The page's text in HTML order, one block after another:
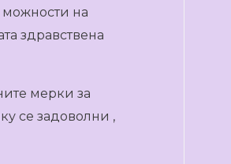
можности на
здравствена
мерки за
се задоволни ,